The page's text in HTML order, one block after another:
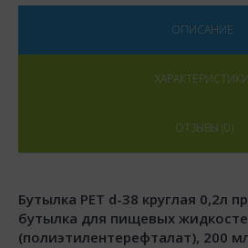
ОПИСАНИЕ
ХАРАКТЕРИСТИКИ
ОТЗЫВЫ (0)
Бутылка РЕТ d-38 круглая 0,2л
бутылка для пищевых
(полиэтилентерефталат), 200